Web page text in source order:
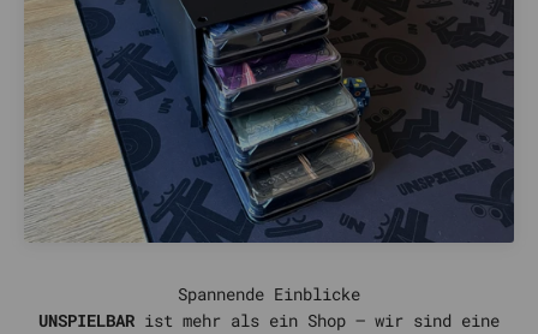
UNSPIELBAR ist mehr als ein Shop – wir sind eine